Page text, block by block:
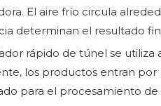
El aire frío circula
determinan el resultado
rápido de túnel se
los productos entran
para el procesamiento